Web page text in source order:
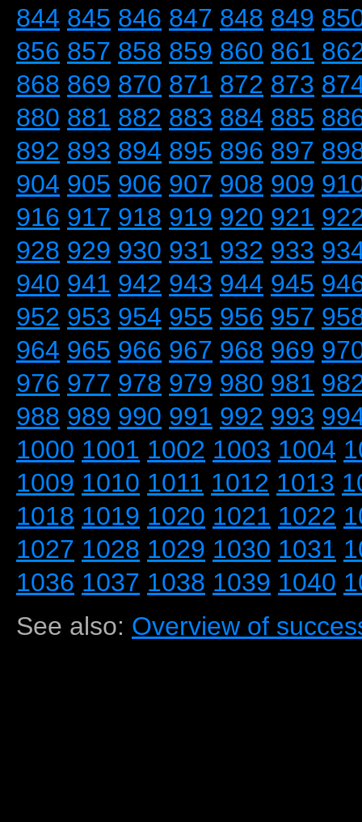
844 845 846 847 848 849
856 857 858 859 860 861
868 869 870 871 872 873
880 881 882 883 884 885
892 893 894 895 896 897
904 905 906 907 908 909
916 917 918 919 920 921
928 929 930 931 932 933
940 941 942 943 944 945
952 953 954 955 956 957
964 965 966 967 968 969
976 977 978 979 980 981
988 989 990 991 992 993
1000 1001 1002 1003 1004
1009 1010 1011 1012 1013
1018 1019 1020 1021 1022
1027 1028 1029 1030 1031
1036 1037 1038 1039 1040
See also: Overview of